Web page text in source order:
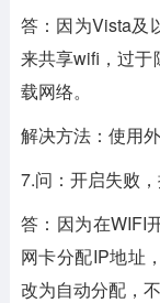
答：因为Vista及
来共享wifi，过于
载网络。
解决方法：使用
7.问：开启失败
答：因为在WIFI
网卡分配IP地址
改为自动分配，